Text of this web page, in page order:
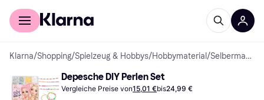
Für Shopper
Klarna/Shopping/Spielzeug & Hobbys/Hobbymaterial / Selbermachen (DIY)
Depesche DIY Perlen Set
Vergleiche Preise von15,01 €bis24,99 €